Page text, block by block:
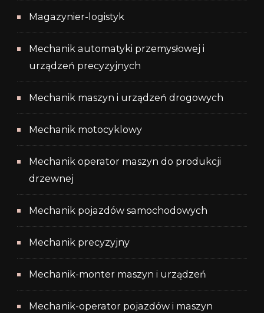
Magazynier-logistyk
Mechanik automatyki przemysłowej i
urządzeń precyzyjnych
Mechanik maszyn i urządzeń drogowych
Mechanik motocyklowy
Mechanik operator maszyn do produkcji
drzewnej
Mechanik pojazdów samochodowych
Mechanik precyzyjny
Mechanik-monter maszyn i urządzeń
Mechanik-operator pojazdów i maszyn